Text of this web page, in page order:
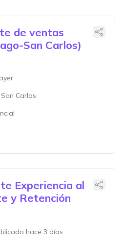
de ventas
San Carlos)
Carlos
Experiencia al
y Retención
hace 3 días